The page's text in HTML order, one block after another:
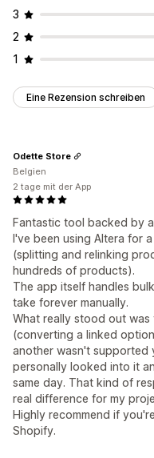
3
2
1
Eine Rezension schreiben
Fantastic tool backed by
I've been using Altera for
(splitting and relinking
hundreds of products).
The app itself handles
take forever manually.
What really stood out was
(converting a linked
another wasn't supported
personally looked into it
same day. That kind of
real difference for my
Highly recommend if
Shopify.
Odette Store
Belgien
2 tage mit der App